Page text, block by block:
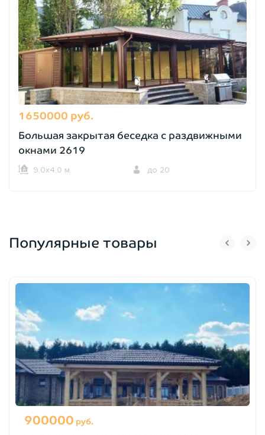
1650000 руб.
Большая закрытая беседка с раздвижными
окнами 2619
9,0х4,0 м. до 20
Популярные товары
900000 руб.